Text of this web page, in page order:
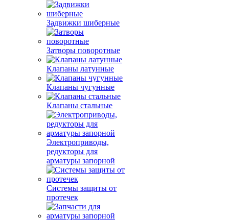
Задвижки шиберные
Затворы поворотные
Клапаны латунные
Клапаны чугунные
Клапаны стальные
Электроприводы,
редукторы для
арматуры запорной
Системы защиты от
протечек